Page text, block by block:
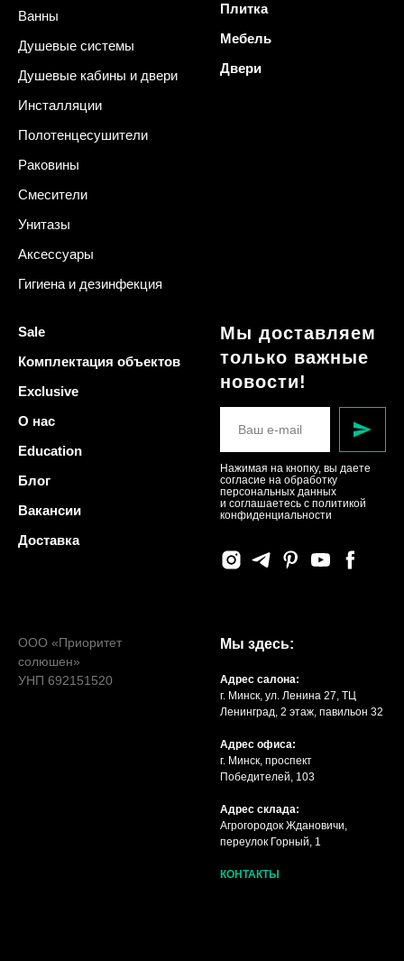
Ванны
Душевые системы
Душевые кабины и двери
Инсталляции
Полотенцесушители
Раковины
Смесители
Унитазы
Аксессуары
Гигиена и дезинфекция
Плитка
Мебель
Двери
Sale
Комплектация объектов
Exclusive
О нас
Education
Блог
Вакансии
Доставка
Мы доставляем
только важные
новости!
Нажимая на кнопку, вы даете
согласие на обработку
персональных данных
и соглашаетесь c политикой
конфиденциальности
ООО «Приоритет
солюшен»
УНП 692151520
Мы здесь:
Адрес салона:
г. Минск, ул. Ленина 27, ТЦ
Ленинград, 2 этаж, павильон 32
Адрес офиса:
г. Минск, проспект
Победителей, 103
Адрес склада:
Агрогородок Ждановичи,
переулок Горный, 1
КОНТАКТЫ